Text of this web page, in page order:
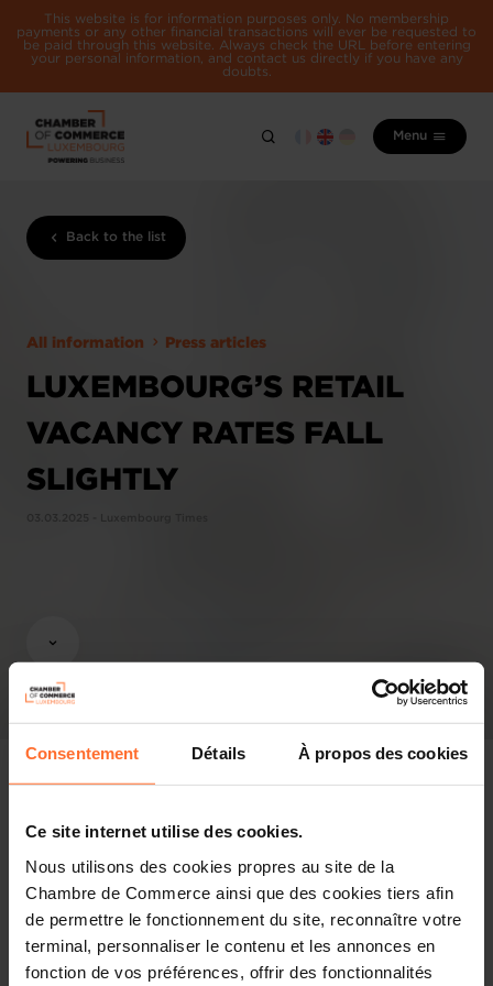
Consentement Détails À propos des cookies
Ce site internet utilise des cookies.
Nous utilisons des cookies propres au site de la
Chambre de Commerce ainsi que des cookies tiers afin
de permettre le fonctionnement du site, reconnaître votre
terminal, personnaliser le contenu et les annonces en
fonction de vos préférences, offrir des fonctionnalités
This website is for information purposes only. No membership
payments or any other financial transactions will ever be requested to
be paid through this website. Always check the URL before entering
your personal information, and contact us directly if you have any
doubts.
Menu
Back to the list
All information Press articles
LUXEMBOURG’S RETAIL
VACANCY RATES FALL
SLIGHTLY
Share this article